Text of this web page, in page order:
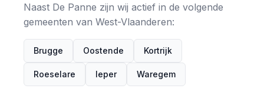
Naast De Panne zijn wij actief in de volgende
gemeenten van West-Vlaanderen:
Brugge Oostende Kortrijk
Roeselare Ieper Waregem